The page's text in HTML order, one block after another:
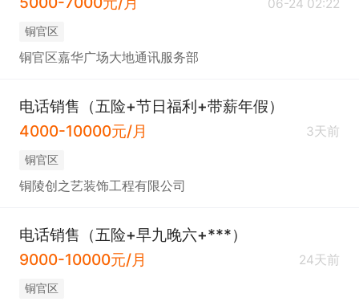
06-24 02:22
铜官区
铜官区嘉华广场大地通讯服务部
电话销售（五险+节日福利+带薪年假）
4000-10000元/月
3天前
铜官区
铜陵创之艺装饰工程有限公司
电话销售（五险+早九晚六+***）
9000-10000元/月
24天前
铜官区